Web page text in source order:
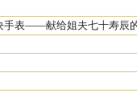
手表——献给姐夫七十寿辰